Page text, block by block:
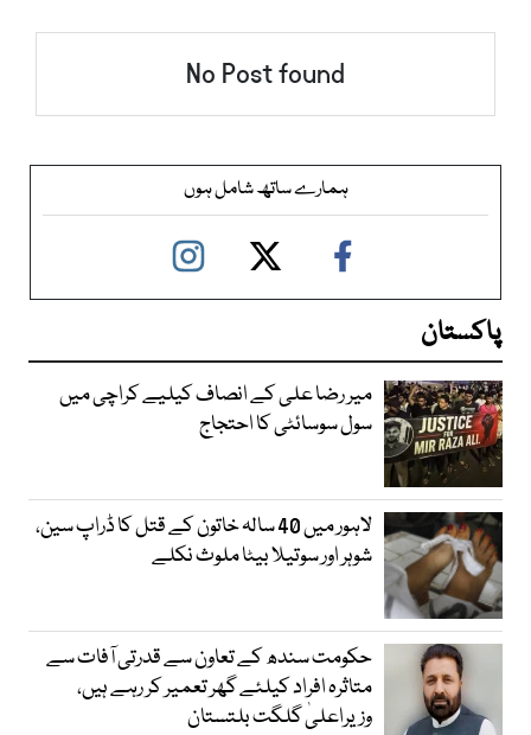
No Post found
ہمارے ساتھ شامل ہوں
پاکستان
میر رضا علی کے انصاف کیلیے کراچی میں
سول سوسائٹی کا احتجاج
لاہور میں 40 سالہ خاتون کے قتل کا ڈراپ سین،
شوہر اور سوتیلا بیٹا ملوث نکلے
حکومت سندھ کے تعاون سے قدرتی آفات سے
متاثرہ افراد کیلئے گھر تعمیر کر رہے ہیں،
وزیراعلیٰ گلگت بلتستان